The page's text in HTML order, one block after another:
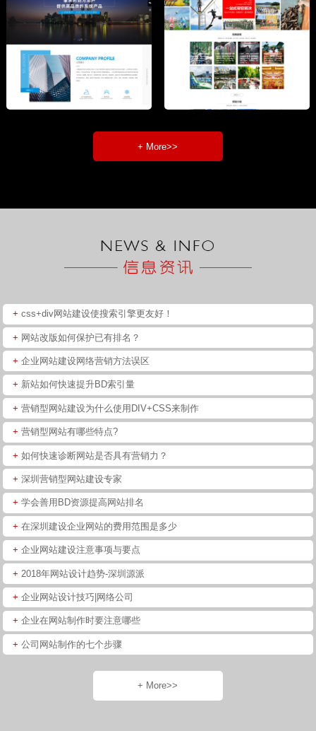
+ More>>
+ css+div网站建设使搜索引擎更友好！
+ 网站改版如何保护已有排名？
+ 企业网站建设网络营销方法误区
+ 新站如何快速提升BD索引量
+ 营销型网站建设为什么使用DIV+CSS来制作
+ 营销型网站有哪些特点?
+ 如何快速诊断网站是否具有营销力？
+ 深圳营销型网站建设专家
+ 学会善用BD资源提高网站排名
+ 在深圳建设企业网站的费用范围是多少
+ 企业网站建设注意事项与要点
+ 2018年网站设计趋势-深圳源派
+ 企业网站设计技巧|网络公司
+ 企业在网站制作时要注意哪些
+ 公司网站制作的七个步骤
+ More>>